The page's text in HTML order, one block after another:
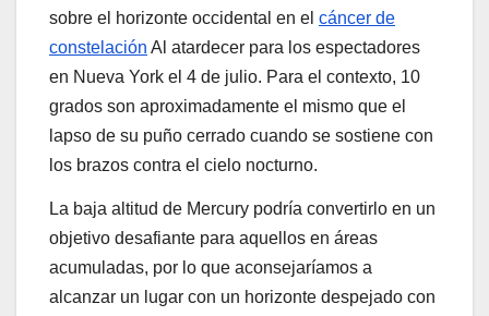
sobre el horizonte occidental en el cáncer de
constelación Al atardecer para los espectadores
en Nueva York el 4 de julio. Para el contexto, 10
grados son aproximadamente el mismo que el
lapso de su puño cerrado cuando se sostiene con
los brazos contra el cielo nocturno.
La baja altitud de Mercury podría convertirlo en un
objetivo desafiante para aquellos en áreas
acumuladas, por lo que aconsejaríamos a
alcanzar un lugar con un horizonte despejado con